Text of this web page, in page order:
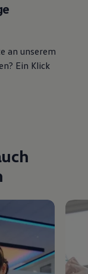
an unserem
Ein Klick